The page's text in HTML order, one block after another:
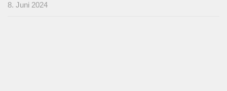
8. Juni 2024